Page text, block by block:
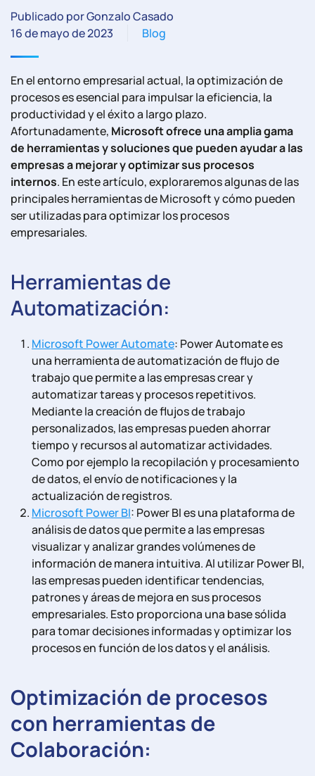
Publicado por Gonzalo Casado
16 de mayo de 2023
Blog
En el entorno empresarial actual, la optimización de
procesos es esencial para impulsar la eficiencia, la
productividad y el éxito a largo plazo.
Afortunadamente, Microsoft ofrece una amplia gama
de herramientas y soluciones que pueden ayudar a las
empresas a mejorar y optimizar sus procesos
internos. En este artículo, exploraremos algunas de las
principales herramientas de Microsoft y cómo pueden
ser utilizadas para optimizar los procesos
empresariales.
Herramientas de
Automatización:
Microsoft Power Automate: Power Automate es
una herramienta de automatización de flujo de
trabajo que permite a las empresas crear y
automatizar tareas y procesos repetitivos.
Mediante la creación de flujos de trabajo
personalizados, las empresas pueden ahorrar
tiempo y recursos al automatizar actividades.
Como por ejemplo la recopilación y procesamiento
de datos, el envío de notificaciones y la
actualización de registros.
Microsoft Power BI: Power BI es una plataforma de
análisis de datos que permite a las empresas
visualizar y analizar grandes volúmenes de
información de manera intuitiva. Al utilizar Power BI,
las empresas pueden identificar tendencias,
patrones y áreas de mejora en sus procesos
empresariales. Esto proporciona una base sólida
para tomar decisiones informadas y optimizar los
procesos en función de los datos y el análisis.
Optimización de procesos
con herramientas de
Colaboración: